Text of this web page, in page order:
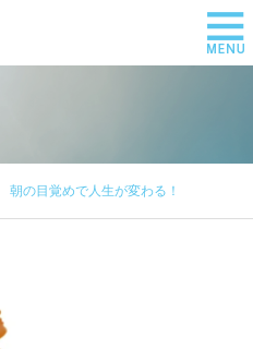
朝の目覚めで人生が変わる！